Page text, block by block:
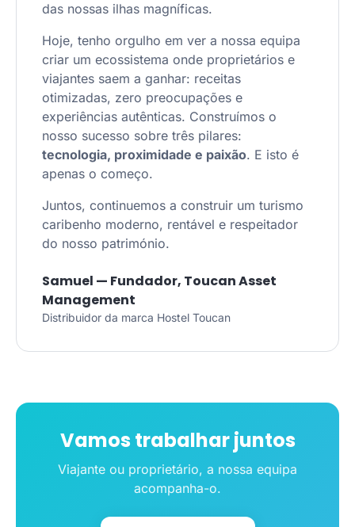
das nossas ilhas magníficas.
Hoje, tenho orgulho em ver a nossa equipa
criar um ecossistema onde proprietários e
viajantes saem a ganhar: receitas
otimizadas, zero preocupações e
experiências autênticas. Construímos o
nosso sucesso sobre três pilares:
tecnologia, proximidade e paixão. E isto é
apenas o começo.
Juntos, continuemos a construir um turismo
caribenho moderno, rentável e respeitador
do nosso património.
Samuel — Fundador, Toucan Asset
Management
Distribuidor da marca Hostel Toucan
Vamos trabalhar juntos
Viajante ou proprietário, a nossa equipa
acompanha-o.